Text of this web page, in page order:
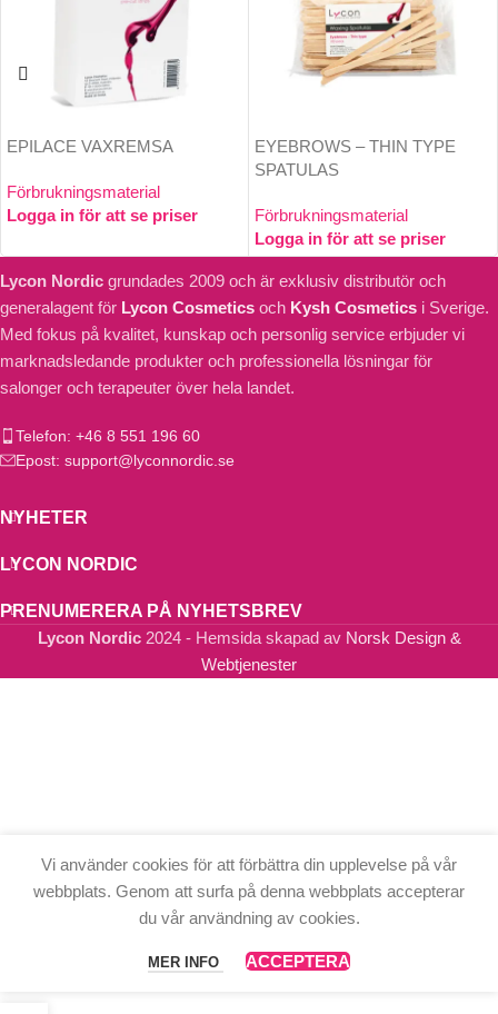
EPILACE VAXREMSA
Förbrukningsmaterial
Logga in för att se priser
EYEBROWS – THIN TYPE
SPATULAS
Förbrukningsmaterial
Logga in för att se priser
Lycon Nordic grundades 2009 och är exklusiv distributör och
generalagent för Lycon Cosmetics och Kysh Cosmetics i Sverige.
Med fokus på kvalitet, kunskap och personlig service erbjuder vi
marknadsledande produkter och professionella lösningar för
salonger och terapeuter över hela landet.
Telefon: +46 8 551 196 60
Epost: support@lyconnordic.se
NYHETER
LYCON NORDIC
PRENUMERERA PÅ NYHETSBREV
Lycon Nordic 2024 - Hemsida skapad av Norsk Design &
Webtjenester
Vi använder cookies för att förbättra din upplevelse på vår
webbplats. Genom att surfa på denna webbplats accepterar
du vår användning av cookies.
MER INFO ACCEPTERA